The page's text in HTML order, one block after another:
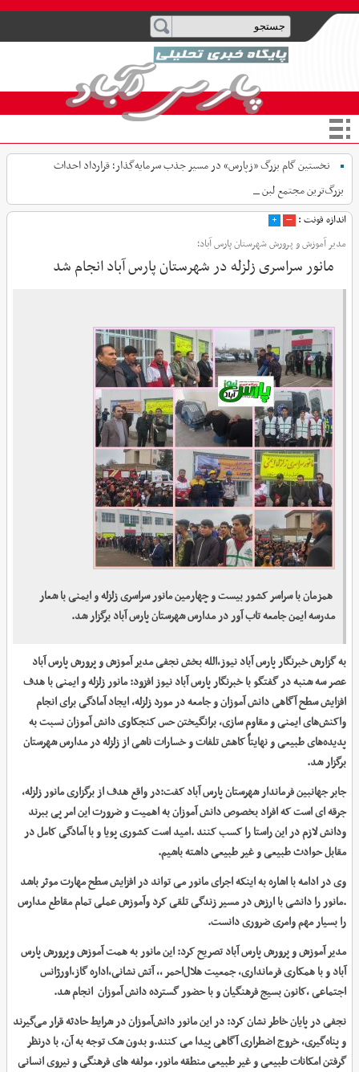
نخستین گام بزرگ «زپارس» در مسیر جذب سرمایه‌گذار؛ قرارداد احداث
بزرگ‌ترین مجتمع لبنیات مغان ا _
اندازه فونت : –
+
مدیر آموزش و پرورش شهرستان پارس آباد؛
مانور سراسری زلزله در شهرستان پارس آباد انجام شد
همزمان با سراسر کشور بیست و چهارمین مانور سراسری زلزله و ایمنی با شعار
مدرسه ایمن جامعه تاب آور در مدارس شهرستان پارس آباد برگزار شد.
به گزارش خبرنگار پارس آباد نیوز،الله بخش نجفی مدیر آموزش و پرورش پارس آباد
عصر سه شنبه در گفتگو با خبرنگار پارس آباد نیوز افزود: مانور زلزله و ایمنی با هدف
افزایش سطح آگاهی دانش آموزان و جامعه در مورد زلزله، ایجاد آمادگی برای انجام
واکنش‌های ایمنی و مقاوم سازی، برانگیختن حس کنجکاوی دانش آموزان نسبت به
پدیده‌های طبیعی و نهایتاً کاهش تلفات و خسارات ناشی از زلزله در مدارس شهرستان
برگزار شد.
جابر جهانبین فرماندار شهرستان پارس آباد کفت:در واقع هدف از برگزاری مانور زلزله،
جرقه ای است که افراد بخصوصدانش آموزان به اهمیت و ضرورت این امر پی ببرند
ودانش لازم در این راستا را کسب کنند .امید است کشوری پویا و با آمادگی کامل در
مقابل حوادث طبیعی و غیر طبیعی داشته باشیم.
وی در ادامه با اشاره به اینکه اجرای مانور می تواند در افزایش سطح مهارت موثر باشد
.مانور را دانشی با ارزش در مسیر زندگی تلقی کرد وآموزش عملی تمام مقاطع مدارس
را بسیار مهم وامری ضروری دانست.
مدیر آموزش و پرورش پارس آباد تصریح کرد: این مانور به همت آموزش وپرورش پارس
آباد و با همکاری فرمانداری، جمعیت هلال‌احمر ،، آتش نشانی،اداره گاز،اورژانس
اجتماعی ،کانون بسیج فرهنگیان و با حضور گسترده دانش آموزان انجام شد.
نجفی در پایان خاطر نشان کرد: در این مانور دانش‌آموزان در شرایط حادثه قرار می‌گیرند
و پناه‌گیری، خروج اضطراری آگاهی پیدا می کنند.و بدون شک توجه به آن، با درنظر
گرفتن امکانات طبیعی و غیر طبیعی منطقه مانور، مولفه های فرهنگی و نیروی انسانی